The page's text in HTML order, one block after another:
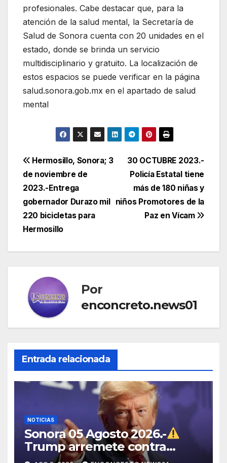
profesionales. Cabe destacar que, para la
atención de la salud mental, la Secretaría de
Salud de Sonora cuenta con 20 unidades en el
estado, donde se brinda un servicio
multidisciplinario y gratuito. La localización de
estos espacios se puede verificar en la página
salud.sonora.gob.mx en el apartado de salud
mental
Navegación
de
entradas
30 OCTUBRE 2023.-
Policía Estatal tiene
más de 180 niñas y
niños Promotores de la
Paz en Vícam
Hermosillo, Sonora; 3
de noviembre de
2023.-Entrega
gobernador Durazo mil
220 bicicletas para
Hermosillo
Por
enconcreto.news01
Entrada relacionada
NOTICIAS
Sonora 05 Agosto 2026.-
Trump arremete contra
México, Canadá y otras